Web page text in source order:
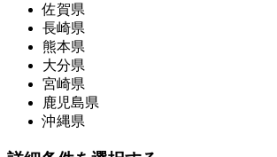
佐賀県
長崎県
熊本県
大分県
宮崎県
鹿児島県
沖縄県